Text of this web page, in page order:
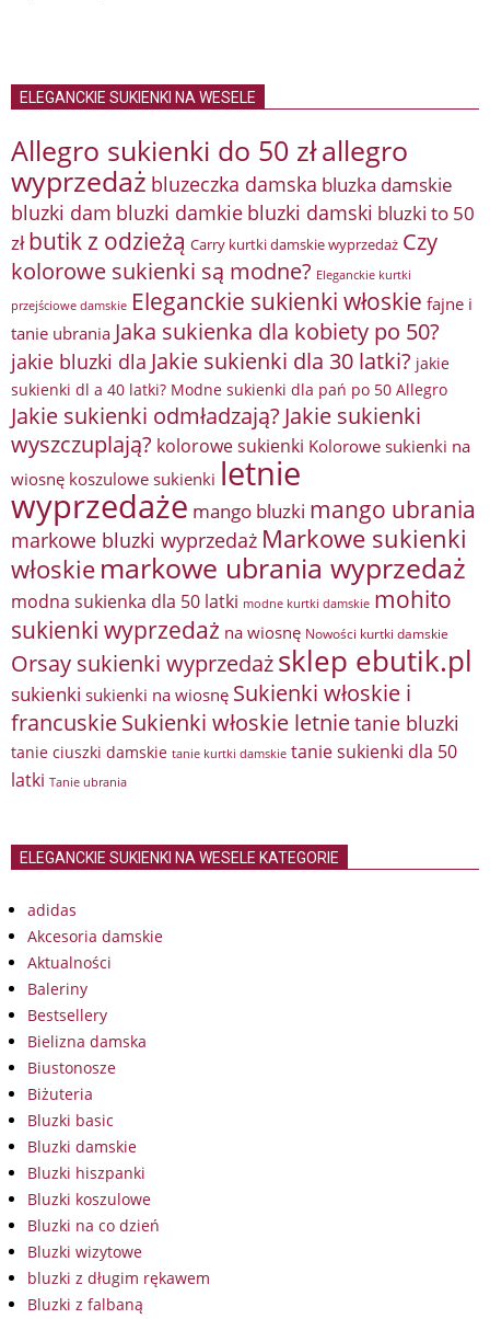
ELEGANCKIE SUKIENKI NA WESELE
Allegro sukienki do 50 złallegro
wyprzedaż bluzeczka damska bluzka damskie
bluzki dam bluzki damkie bluzki damski bluzki to 50
zł butik z odzieżą Carry kurtki damskie wyprzedaż Czy
kolorowe sukienki są modne? Eleganckie kurtki
przejściowe damskie Eleganckie sukienki włoskie fajne i
tanie ubrania Jaka sukienka dla kobiety po 50?
jakie bluzki dla Jakie sukienki dla 30 latki? jakie
sukienki dl a 40 latki? Modne sukienki dla pań po 50 Allegro
Jakie sukienki odmładzają? Jakie sukienki
wyszczuplają? kolorowe sukienki Kolorowe sukienki na
wiosnę koszulowe sukienki letnie
wyprzedaże mango bluzki mango ubrania
markowe bluzki wyprzedaż Markowe sukienki
włoskie markowe ubrania wyprzedaż
modna sukienka dla 50 latki modne kurtki damskie mohito
sukienki wyprzedaż na wiosnę Nowości kurtki damskie
Orsay sukienki wyprzedażsklep ebutik.pl
sukienki sukienki na wiosnę Sukienki włoskie i
francuskieSukienki włoskie letnietanie bluzki
tanie ciuszki damskie tanie kurtki damskie tanie sukienki dla 50
latki Tanie ubrania
ELEGANCKIE SUKIENKI NA WESELE KATEGORIE
adidas
Akcesoria damskie
Aktualności
Baleriny
Bestsellery
Bielizna damska
Biustonosze
Biżuteria
Bluzki basic
Bluzki damskie
Bluzki hiszpanki
Bluzki koszulowe
Bluzki na co dzień
Bluzki wizytowe
bluzki z długim rękawem
Bluzki z falbaną